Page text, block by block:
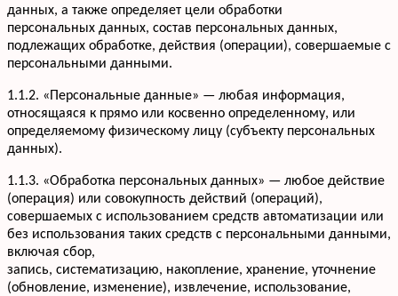
данных, а также определяет цели обработки
персональных данных, состав персональных данных,
подлежащих обработке, действия (операции), совершаемые с
персональными данными.
1.1.2. «Персональные данные» — любая информация,
относящаяся к прямо или косвенно определенному, или
определяемому физическому лицу (субъекту персональных
данных).
1.1.3. «Обработка персональных данных» — любое действие
(операция) или совокупность действий (операций),
совершаемых с использованием средств автоматизации или
без использования таких средств с персональными данными,
включая сбор,
запись, систематизацию, накопление, хранение, уточнение
(обновление, изменение), извлечение, использование,